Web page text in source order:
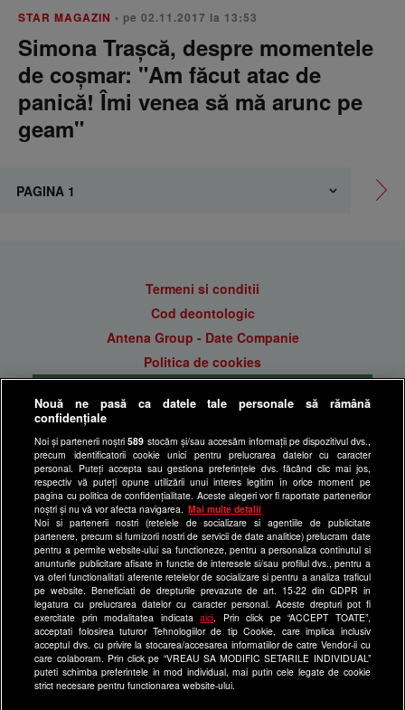
STAR MAGAZIN • pe 02.11.2017 la 13:53
Simona Trașcă, despre momentele
de coșmar: "Am făcut atac de
panică! Îmi venea să mă arunc pe
geam"
Termeni si conditii
Cod deontologic
Antena Group - Date Companie
Politica de cookies
Politica de confidentialitate
Anunturi gratuite pe Lajumate.ro
Ultimele Stiri
Program Happy Channel
Echipa editorială
Site-uri Antena Group
a1.ro
antenastars.ro
as.ro
catine.ro
chefi.ro
deparinti.ro
Nouă ne pasă ca datele tale personale să rămână
confidențiale
Noi și partenerii noștri589 stocăm și/sau accesăm informații pe dispozitivul dvs.,
precum identificatorii cookie unici pentru prelucrarea datelor cu caracter
personal. Puteți accepta sau gestiona preferințele dvs. făcând clic mai jos,
respectiv vă puteți opune utilizării unui interes legitim în orice moment pe
pagina cu politica de confidențialitate. Aceste alegeri vor fi raportate partenerilor
noștri și nu vă vor afecta navigarea.
Mai multe detalii
Noi si partenerii nostri (retelele de socializare si agentiile de publicitate
partenere, precum si furnizorii nostri de servicii de date analitice) prelucram date
pentru a permite website-ului sa functioneze, pentru a personaliza continutul si
anunturile publicitare afisate in functie de interesele si/sau profilul dvs., pentru a
va oferi functionalitati aferente retelelor de socializare si pentru a analiza traficul
pe website. Beneficiati de drepturile prevazute de art. 15-22 din GDPR in
legatura cu prelucrarea datelor cu caracter personal. Aceste drepturi pot fi
exercitate prin modalitatea indicataaici . Prin click pe “ACCEPT TOATE”,
acceptati folosirea tuturor Tehnologiilor de tip Cookie, care implica inclusiv
acceptul dvs. cu privire la stocarea/accesarea informatiilor de catre Vendor-ii cu
care colaboram. Prin click pe “VREAU SA MODIFIC SETARILE INDIVIDUAL”
puteti schimba preferintele in mod individual, mai putin cele legate de cookie
strict necesare pentru functionarea website-ului.